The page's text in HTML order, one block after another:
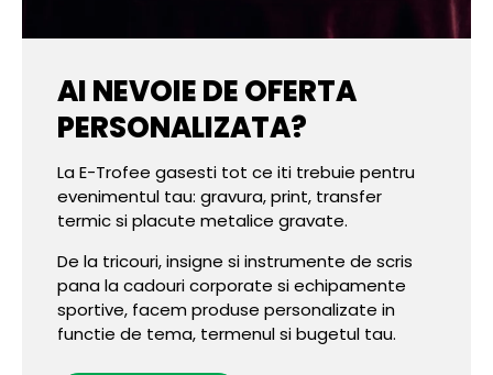
AI NEVOIE DE OFERTA
PERSONALIZATA?
La E-Trofee gasesti tot ce iti trebuie pentru
evenimentul tau: gravura, print, transfer
termic si placute metalice gravate.
De la tricouri, insigne si instrumente de scris
pana la cadouri corporate si echipamente
sportive, facem produse personalizate in
functie de tema, termenul si bugetul tau.